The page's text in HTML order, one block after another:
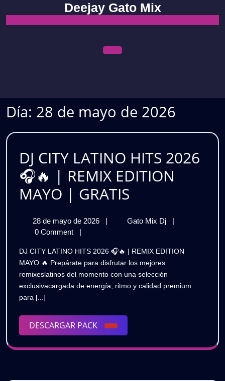
content
Deejay Gato Mix
Día: 28 de mayo de 2026
DJ CITY LATINO HITS 2026
🎧🔥 | REMIX EDITION
MAYO | GRATIS
LATINO
HITS
2026
🎧
EDITION
28 de mayo de 2026
28
de
2026
| Gato Mix Dj
DJ
HITS
🔥
GRATIS
|
0 Comment
|
DJ CITY LATINO HITS 2026 🎧🔥 | REMIX EDITION
MAYO 🔥 Prepárate para disfrutar los mejores
remixeslatinos del momento con una selección
exclusivacargada de energía, ritmo y calidad premium
para [...]
DESCARGAR PACK
DESCARGAR
PACK